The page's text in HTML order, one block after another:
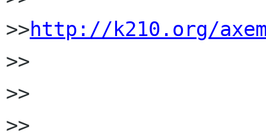
>>http://k210.org/
>>
>>
>>